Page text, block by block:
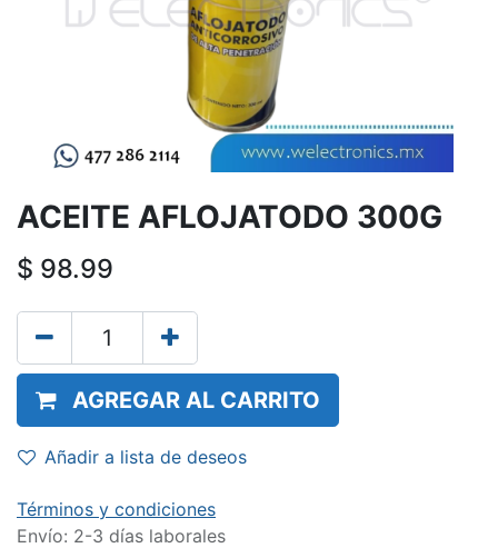
ACEITE AFLOJATODO 300G
$ 98.99
AGREGAR AL CARRITO
Añadir a lista de deseos
Términos y condiciones
Envío: 2-3 días laborales